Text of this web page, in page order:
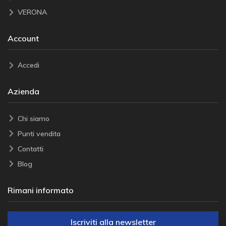
VERONA
Account
Accedi
Azienda
Chi siamo
Punti vendita
Contatti
Blog
Rimani informato
Iscriviti alla newsletter